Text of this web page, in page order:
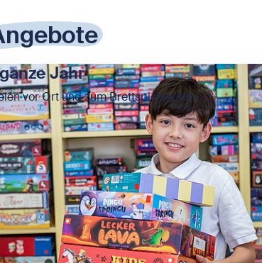
Jahr
vor Ort und zum Brettspielverleih